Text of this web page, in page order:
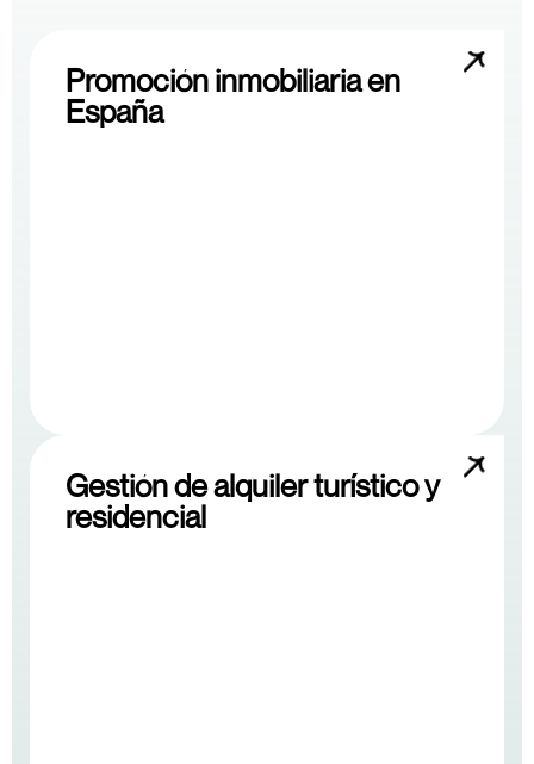
Promoción inmobiliaria en
España
Gestión de alquiler turístico y
residencial